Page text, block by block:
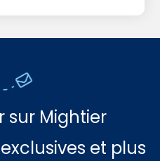
sur Mightier
et plus